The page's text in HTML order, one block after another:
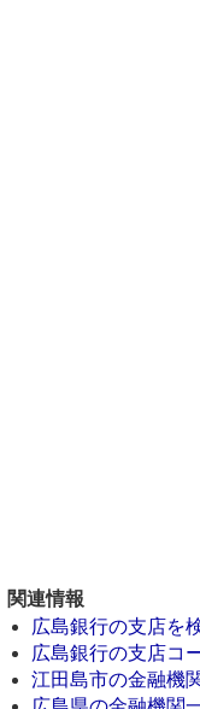
関連情報
広島銀行の支店を
広島銀行の支店コ
江田島市の金融機